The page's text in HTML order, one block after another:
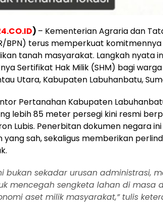
) – Kementerian Agraria dan
BPN) terus memperkuat
tanah masyarakat. Langkah nyata
Sertifikat Hak Milik (SHM) bagi
Utara, Kabupaten Labuhanbatu,
Pertanahan Kabupaten
lebih 85 meter persegi kini resmi
Lubis. Penerbitan dokumen negara
sah, sekaligus memberikan
bukan sekadar urusan administrasi,
mencegah sengketa lahan di masa
aset milik masyarakat,” tulis